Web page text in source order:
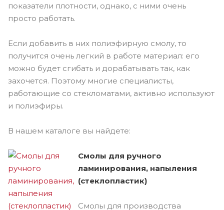
показатели плотности, однако, с ними очень
просто работать.
Если добавить в них полиэфирную смолу, то
получится очень легкий в работе материал: его
можно будет сгибать и дорабатывать так, как
захочется. Поэтому многие специалисты,
работающие со стекломатами, активно используют
и полиэфиры.
В нашем каталоге вы найдете:
Смолы для ручного
ламинирования, напыления
(стеклопластик)
Смолы для производства